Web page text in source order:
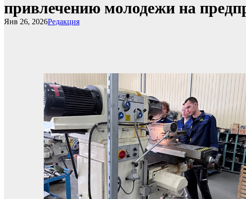
привлечению молодежи на
Редакция
Янв 26, 2026